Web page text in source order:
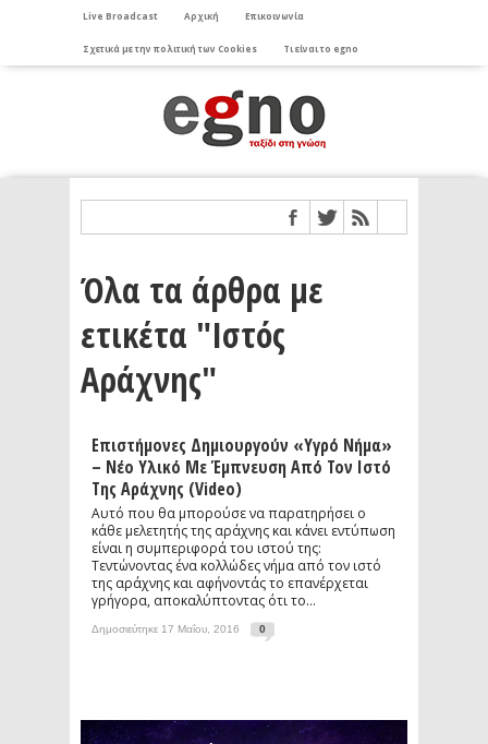
Live Broadcast Αρχική Επικοινωνία
Σχετικά με την πολιτική των Cookies Τι είναι το egno
Όλα τα άρθρα με
ετικέτα "Ιστός
Αράχνης"
Επιστήμονες Δημιουργούν «υγρό Νήμα»
– Νέο Υλικό Με Έμπνευση Από Τον Ιστό
Της Αράχνης (video)
Αυτό που θα μπορούσε να παρατηρήσει ο
κάθε μελετητής της αράχνης και κάνει εντύπωση
είναι η συμπεριφορά του ιστού της:
Τεντώνοντας ένα κολλώδες νήμα από τον ιστό
της αράχνης και αφήνοντάς το επανέρχεται
γρήγορα, αποκαλύπτοντας ότι το...
Δημοσιεύτηκε 17 Μαΐου, 2016 0